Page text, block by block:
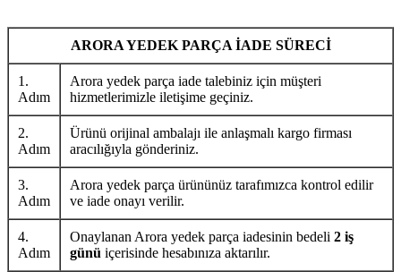
ARORA YEDEK PARÇA İADE SÜRECİ
1.
Adım
Arora yedek parça iade talebiniz için müşteri
hizmetlerimizle iletişime geçiniz.
2.
Adım
Ürünü orijinal ambalajı ile anlaşmalı kargo firması
aracılığıyla gönderiniz.
3.
Adım
Arora yedek parça ürününüz tarafımızca kontrol edilir
ve iade onayı verilir.
4.
Adım
Onaylanan Arora yedek parça iadesinin bedeli 2 iş
günü içerisinde hesabınıza aktarılır.